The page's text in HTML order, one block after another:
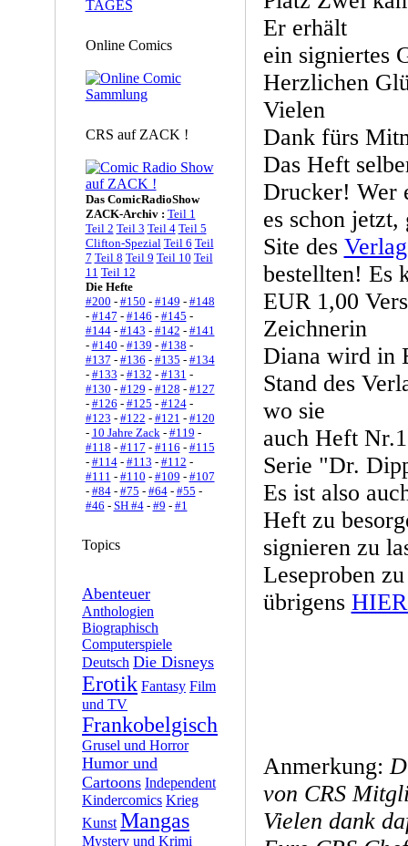
TAGES
Online Comics
CRS auf ZACK !
Das ComicRadioShow
ZACK-Archiv : Teil 1
Teil 2 Teil 3 Teil 4 Teil 5
Clifton-Spezial Teil 6 Teil
7 Teil 8 Teil 9 Teil 10 Teil
11 Teil 12
Die Hefte
#200 - #150 - #149 - #148
- #147 - #146 - #145 -
#144- #143 - #142 - #141
- #140 - #139 - #138 -
#137 - #136 - #135 - #134
- #133 - #132 - #131 -
#130 - #129 - #128 - #127
- #126 - #125 - #124-
#123 - #122 - #121 - #120
- 10 Jahre Zack- #119 -
#118 - #117 - #116 - #115
- #114- #113 - #112 -
#111 - #110 - #109 - #107
- #84- #75 - #64- #55 -
#46 - SH #4- #9 - #1
Topics
Abenteuer
Anthologien
Biographisch
Computerspiele
Deutsch Die Disneys
Erotik Fantasy Film
und TV
Frankobelgisch
Grusel und Horror
Humor und
Cartoons Independent
Kindercomics Krieg
Kunst Mangas
Mystery und Krimi
Er erhält
ein signiertes
Herzlichen
Vielen
Dank fürs
Das Heft
Drucker! Wer
es schon
Site des
bestellten! Es
EUR 1,00
Zeichnerin
Diana wird in
Stand des
wo sie
auch Heft
Serie "Dr.
Es ist also
Heft zu
signieren zu
Leseproben
übrigens
Anmerkung:
von CRS
Vielen dank